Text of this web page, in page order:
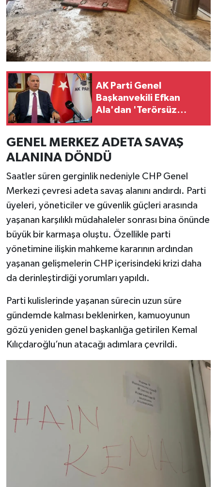
AK Parti Genel
Başkanvekili Efkan
Ala'dan 'Terörsüz
prangalarından
kurtaracağız"
GENEL MERKEZ ADETA SAVAŞ
ALANINA DÖNDÜ
Saatler süren gerginlik nedeniyle CHP Genel
Merkezi çevresi adeta savaş alanını andırdı. Parti
üyeleri, yöneticiler ve güvenlik güçleri arasında
yaşanan karşılıklı müdahaleler sonrası bina önünde
büyük bir karmaşa oluştu. Özellikle parti
yönetimine ilişkin mahkeme kararının ardından
yaşanan gelişmelerin CHP içerisindeki krizi daha
da derinleştirdiği yorumları yapıldı.
Parti kulislerinde yaşanan sürecin uzun süre
gündemde kalması beklenirken, kamuoyunun
gözü yeniden genel başkanlığa getirilen Kemal
Kılıçdaroğlu’nun atacağı adımlara çevrildi.